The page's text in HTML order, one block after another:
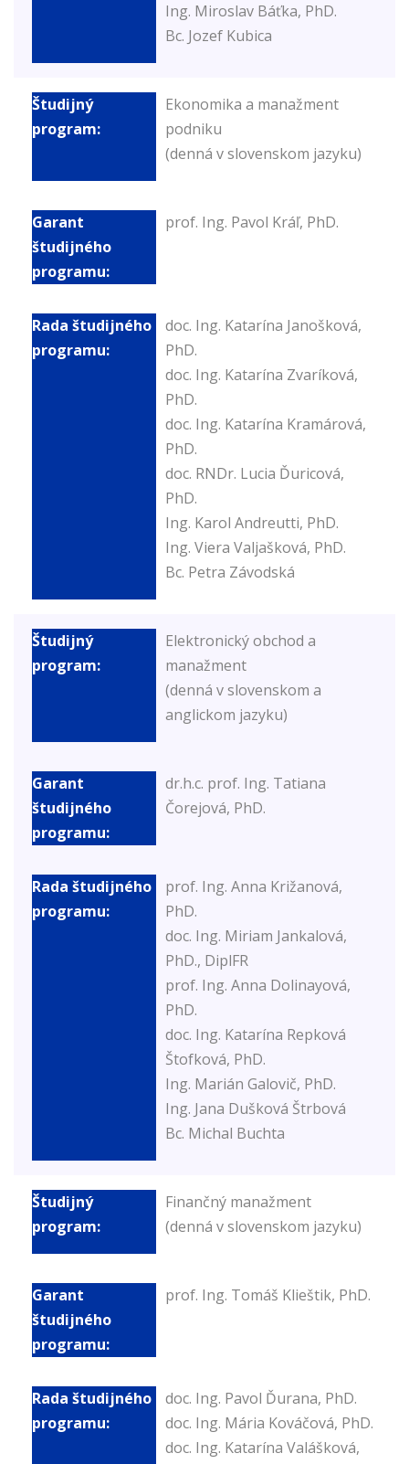
Ing. Miroslav Báťka, PhD.
Bc. Jozef Kubica
Ekonomika a manažment
podniku
(denná v slovenskom jazyku)
prof. Ing. Pavol Kráľ, PhD.
doc. Ing. Katarína Janošková,
PhD.
doc. Ing. Katarína Zvaríková,
PhD.
doc. Ing. Katarína Kramárová,
PhD.
doc. RNDr. Lucia Ďuricová,
PhD.
Ing. Karol Andreutti, PhD.
Ing. Viera Valjašková, PhD.
Bc. Petra Závodská
Elektronický obchod a
manažment
(denná v slovenskom a
anglickom jazyku)
dr.h.c. prof. Ing. Tatiana
Čorejová, PhD.
prof. Ing. Anna Križanová,
PhD.
doc. Ing. Miriam Jankalová,
PhD., DiplFR
prof. Ing. Anna Dolinayová,
PhD.
doc. Ing. Katarína Repková
Štofková, PhD.
Ing. Marián Galovič, PhD.
Ing. Jana Dušková Štrbová
Bc. Michal Buchta
Finančný manažment
(denná v slovenskom jazyku)
prof. Ing. Tomáš Klieštik, PhD.
doc. Ing. Pavol Ďurana, PhD.
doc. Ing. Mária Kováčová, PhD.
doc. Ing. Katarína Valášková,